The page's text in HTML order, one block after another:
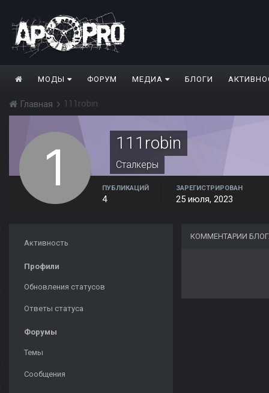
МОДЫ ФОРУМ МЕДИА БЛОГИ
Главная 111robin
111robin
Сталкеры
ПУБЛИКАЦИЙ
4
ЗАРЕГИСТРИРОВАН
25 июля, 2023
Активность
Профили
Обновления статусов
Ответы статуса
Форумы
Темы
Сообщения
КОММЕНТАРИИ